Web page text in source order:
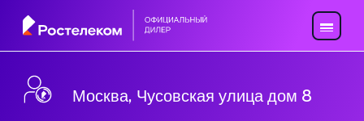
Москва, Чусовская улица дом 8